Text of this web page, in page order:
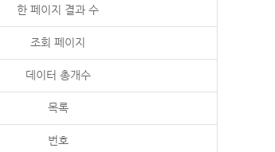
한 페이지 결과 수
조회 페이지
데이터 총개수
목록
번호